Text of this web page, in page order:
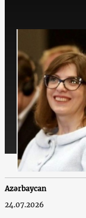
Azərbaycan
24.07.2026